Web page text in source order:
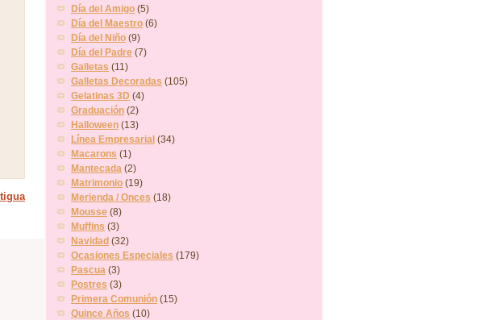
Día del Amigo (5)
Día del Maestro (6)
Día del Niño (9)
Día del Padre (7)
Galletas (11)
Galletas Decoradas (105)
Gelatinas 3D (4)
Graduación (2)
Halloween (13)
Línea Empresarial (34)
Macarons (1)
Mantecada (2)
Matrimonio (19)
Merienda / Onces (18)
Mousse (8)
Muffins (3)
Navidad (32)
Ocasiones Especiales (179)
Pascua (3)
Postres (3)
Primera Comunión (15)
Quince Años (10)